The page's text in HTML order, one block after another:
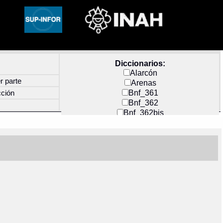
Diccionarios:
Alarcón
Arenas
Bnf_361
Bnf_362
Bnf_362bis
Docs_México
parte